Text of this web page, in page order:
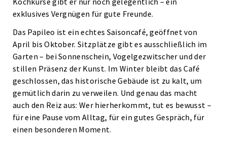
exklusives Vergnügen für gute Freunde.
Das Papileo ist ein echtes Saisoncafé, geöffnet von
April bis Oktober. Sitzplätze gibt es ausschließlich im
Garten – bei Sonnenschein, Vogelgezwitscher und der
stillen Präsenz der Kunst. Im Winter bleibt das Café
geschlossen, das historische Gebäude ist zu kalt, um
gemütlich darin zu verweilen. Und genau das macht
auch den Reiz aus: Wer hierherkommt, tut es bewusst –
für eine Pause vom Alltag, für ein gutes Gespräch, für
einen besonderen Moment.